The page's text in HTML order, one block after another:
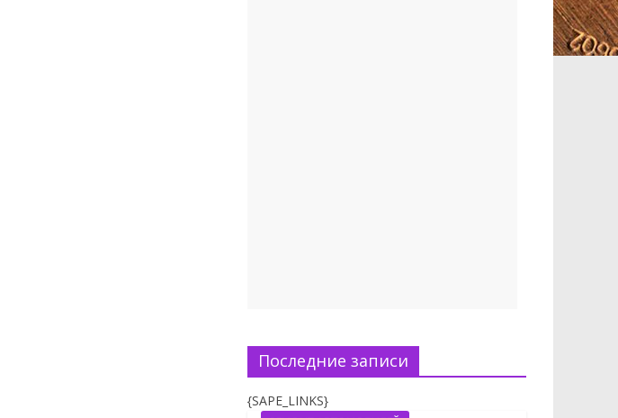
Последние записи
{SAPE_LINKS}